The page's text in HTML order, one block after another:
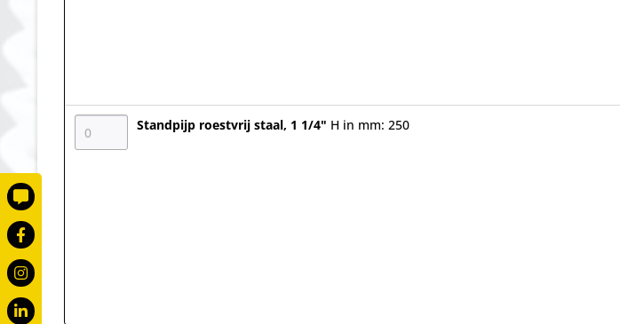
Standpijp roestvrij staal, 1 1/4" H in mm: 250